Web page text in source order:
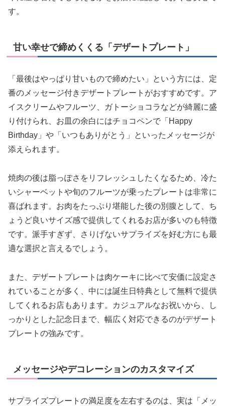
す。
甘い幸せで締めくくる「デザートプレート」
「最後はやっぱり甘いもので締めたい」という方には、定
番のメッセージ付きデザートプレートがおすすめです。ア
イスクリームやフルーツ、ガトーショコラなどが綺麗に盛
り付けられ、お皿の余白にはチョコペンで「Happy
Birthday」や「いつもありがとう」といったメッセージが
添えられます。
焼肉の後は脂っぽさをリフレッシュしたくなるため、冷た
いシャーベットや旬のフルーツが乗ったプレートは非常に
喜ばれます。お肉をたっぷり堪能した後の別腹として、ち
ょうど良いサイズ感で提供してくれるお店が多いのも特徴
です。派手すぎず、さりげないサプライズを好む方にも最
適な選択と言えるでしょう。
また、デザートプレートは肉ケーキに比べて安価に設定さ
れていることが多く、中には誕生日特典として無料で提供
してくれるお店もあります。カジュアルなお祝いから、し
っかりとした記念日まで、幅広く対応できるのがデザート
プレートの強みです。
メッセージやデコレーションのカスタマイズ
サプライズプレートの満足度を左右するのは、実は「メッ